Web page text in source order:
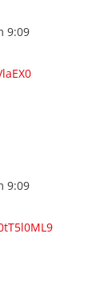
9:09
9:09